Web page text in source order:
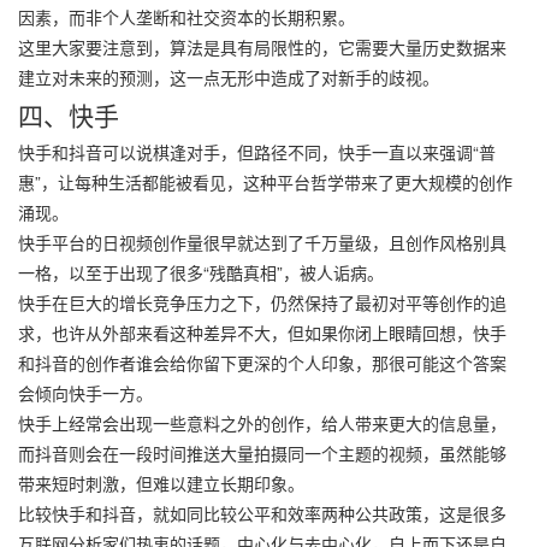
因素，而非个人垄断和社交资本的长期积累。
这里大家要注意到，算法是具有局限性的，它需要大量历史数据来
建立对未来的预测，这一点无形中造成了对新手的歧视。
四、快手
快手和抖音可以说棋逢对手，但路径不同，快手一直以来强调“普
惠”，让每种生活都能被看见，这种平台哲学带来了更大规模的创作
涌现。
快手平台的日视频创作量很早就达到了千万量级，且创作风格别具
一格，以至于出现了很多“残酷真相”，被人诟病。
快手在巨大的增长竞争压力之下，仍然保持了最初对平等创作的追
求，也许从外部来看这种差异不大，但如果你闭上眼睛回想，快手
和抖音的创作者谁会给你留下更深的个人印象，那很可能这个答案
会倾向快手一方。
快手上经常会出现一些意料之外的创作，给人带来更大的信息量，
而抖音则会在一段时间推送大量拍摄同一个主题的视频，虽然能够
带来短时刺激，但难以建立长期印象。
比较快手和抖音，就如同比较公平和效率两种公共政策，这是很多